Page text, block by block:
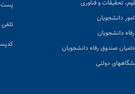
تحقیقات و فناوری
دانشجویان
دانشجویان
صندوق رفاه دانشجویان
دولتی
پست
تلفن : ۴۴۴۱۰۱۰۴
کد